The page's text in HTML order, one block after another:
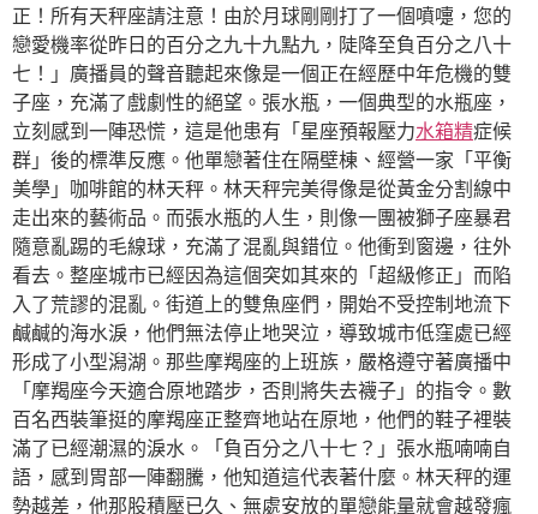
正！所有天秤座請注意！由於月球剛剛打了一個噴嚏，您的
戀愛機率從昨日的百分之九十九點九，陡降至負百分之八十
七！」廣播員的聲音聽起來像是一個正在經歷中年危機的雙
子座，充滿了戲劇性的絕望。張水瓶，一個典型的水瓶座，
立刻感到一陣恐慌，這是他患有「星座預報壓力水箱精症候
群」後的標準反應。他單戀著住在隔壁棟、經營一家「平衡
美學」咖啡館的林天秤。林天秤完美得像是從黃金分割線中
走出來的藝術品。而張水瓶的人生，則像一團被獅子座暴君
隨意亂踢的毛線球，充滿了混亂與錯位。他衝到窗邊，往外
看去。整座城市已經因為這個突如其來的「超級修正」而陷
入了荒謬的混亂。街道上的雙魚座們，開始不受控制地流下
鹹鹹的海水淚，他們無法停止地哭泣，導致城市低窪處已經
形成了小型潟湖。那些摩羯座的上班族，嚴格遵守著廣播中
「摩羯座今天適合原地踏步，否則將失去襪子」的指令。數
百名西裝筆挺的摩羯座正整齊地站在原地，他們的鞋子裡裝
滿了已經潮濕的淚水。「負百分之八十七？」張水瓶喃喃自
語，感到胃部一陣翻騰，他知道這代表著什麼。林天秤的運
勢越差，他那股積壓已久、無處安放的單戀能量就會越發瘋